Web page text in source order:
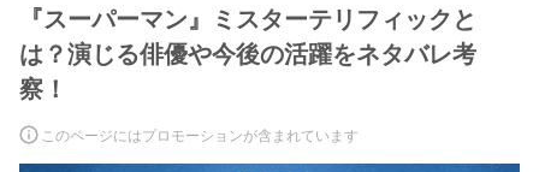
『スーパーマン』ミスターテリフィックと
は？演じる俳優や今後の活躍をネタバレ考
察！
このページにはプロモーションが含まれています